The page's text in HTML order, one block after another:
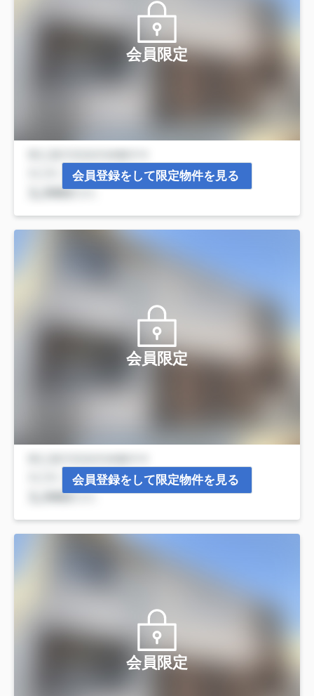
会員限定
会員登録をして限定物件を見る
会員限定
会員登録をして限定物件を見る
会員限定